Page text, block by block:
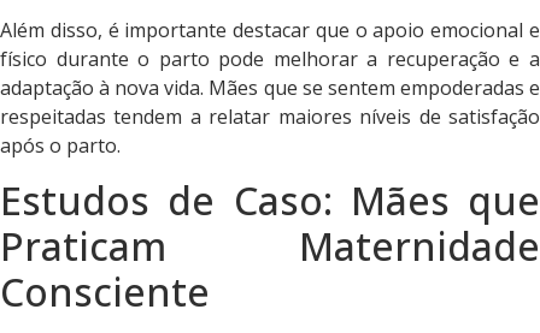
Além disso, é importante destacar que o apoio emocional e
físico durante o parto pode melhorar a recuperação e a
adaptação à nova vida. Mães que se sentem empoderadas e
respeitadas tendem a relatar maiores níveis de satisfação
após o parto.
Estudos de Caso: Mães que
Praticam Maternidade
Consciente